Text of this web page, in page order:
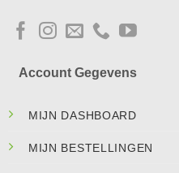
Account Gegevens
MIJN DASHBOARD
MIJN BESTELLINGEN